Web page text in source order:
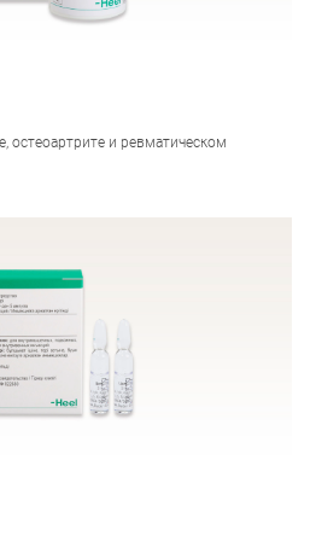
остеоартрите и ревматическом